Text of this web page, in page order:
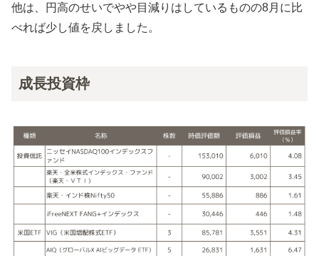
他は、円高のせいでやや目減りはしているものの8月に比
べれば少し値を戻しました。
成長投資枠